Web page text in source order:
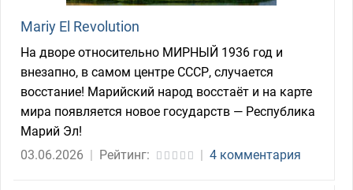
Mariy El Revolution
На дворе относительно МИРНЫЙ 1936 год и
внезапно, в самом центре СССР, случается
восстание! Марийский народ восстаёт и на карте
мира появляется новое государств — Республика
Марий Эл!
03.06.2026 | Рейтинг: | 4 комментария